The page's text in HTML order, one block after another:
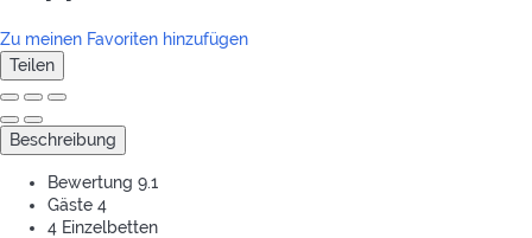
Zu meinen Favoriten hinzufügen
Teilen
Beschreibung
Bewertung 9.1
Gäste 4
4 Einzelbetten